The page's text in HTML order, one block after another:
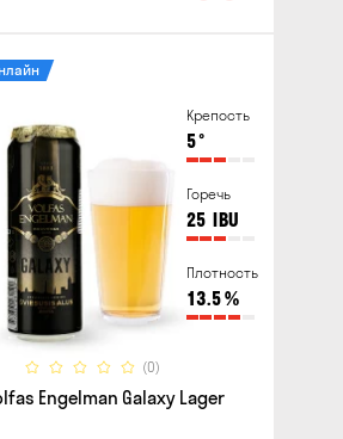
Крепость
5°
Горечь
25 IBU
Плотность
13.5%
(0)
Engelman Galaxy Lager